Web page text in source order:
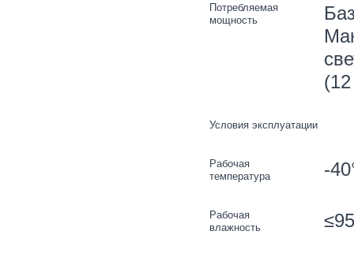
Потребляемая
мощность
Условия эксплуатации
Рабочая
температура
-
Рабочая
влажность